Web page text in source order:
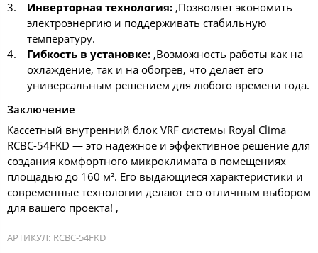
Инверторная технология:,Позволяет экономить
электроэнергию и поддерживать стабильную
температуру.
Гибкость в установке:,Возможность работы как на
охлаждение, так и на обогрев, что делает его
универсальным решением для любого времени года.
Заключение
Кассетный внутренний блок VRF системы Royal Clima
RCBC-54FKD — это надежное и эффективное решение для
создания комфортного микроклимата в помещениях
площадью до 160 м². Его выдающиеся характеристики и
современные технологии делают его отличным выбором
для вашего проекта! ,
АРТИКУЛ: RCBC-54FKD